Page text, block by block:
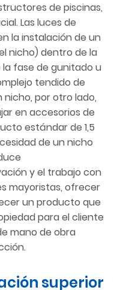
de piscinas,
Las luces de
la instalación de un
nicho) dentro de la
fase de gunitado u
tendido de
nicho, por otro lado,
en accesorios de
estándar de 1,5
de un nicho
y el trabajo con
mayoristas, ofrecer
un producto que
para el cliente
mano de obra
superior